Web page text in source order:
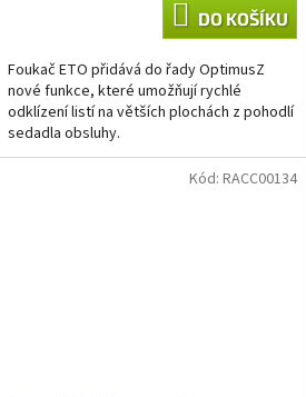
DO KOŠÍKU
Foukač ETO přidává do řady OptimusZ
nové funkce, které umožňují rychlé
odklízení listí na větších plochách z pohodlí
sedadla obsluhy.
Kód: RACC00134